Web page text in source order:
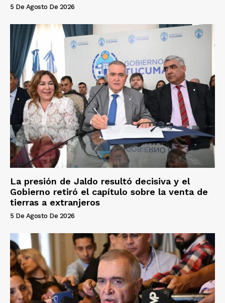
5 De Agosto De 2026
La presión de Jaldo resultó decisiva y el
Gobierno retiró el capítulo sobre la venta de
tierras a extranjeros
5 De Agosto De 2026